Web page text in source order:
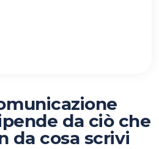
da ciò che
da cosa scrivi